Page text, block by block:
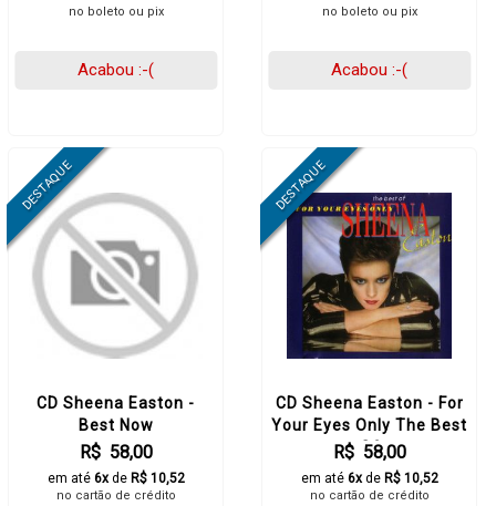
no boleto ou pix
Acabou :-(
no boleto ou pix
Acabou :-(
CD Sheena Easton -
Best Now
R$ 58,00
em até 6xde R$ 10,52
no cartão de crédito
CD Sheena Easton - For
Your Eyes Only The Best
Of
R$ 58,00
em até 6xde R$ 10,52
no cartão de crédito